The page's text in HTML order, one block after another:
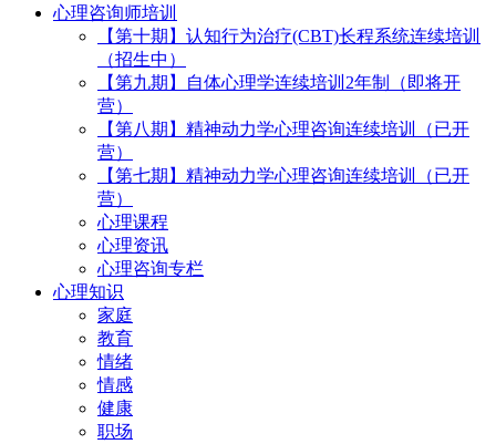
心理咨询师培训
【第十期】认知行为治疗(CBT)长程系统连续培训
（招生中）
【第九期】自体心理学连续培训2年制（即将开
营）
【第八期】精神动力学心理咨询连续培训（已开
营）
【第七期】精神动力学心理咨询连续培训（已开
营）
心理课程
心理资讯
心理咨询专栏
心理知识
家庭
教育
情绪
情感
健康
职场